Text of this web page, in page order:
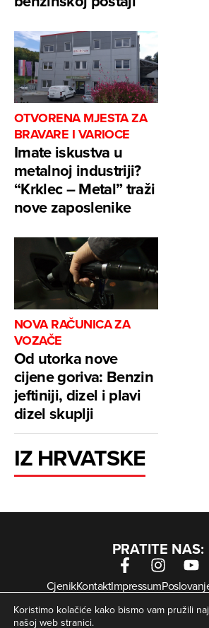
OTVORENA MJESTA ZA
BRAVARE I VARIOCE
Imate iskustva u
metalnoj industriji?
“Krklec – Metal” traži
nove zaposlenike
NOVA RAČUNICA ZA
VOZAČE
Od utorka nove
cijene goriva: Benzin
jeftiniji, dizel i plavi
dizel skuplji
IZ HRVATSKE
PRATITE NAS:
CjenikKontaktImpressum
Arhiva digitalnih novina
Uvjeti korištenja
Kolačići
Koristimo kolačiće kako bismo vam pružili
našoj web stranici.